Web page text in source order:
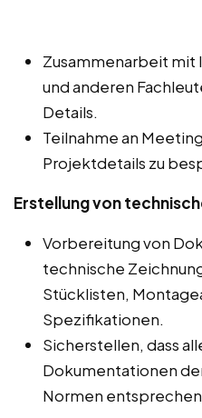
Zusammenarbeit
und anderen
Details.
Teilnahme an
Projektdetails zu
Erstellung von
Vorbereitung von
technische
Stücklisten,
Spezifikationen.
Sicherstellen, dass
Dokumentationen
Normen